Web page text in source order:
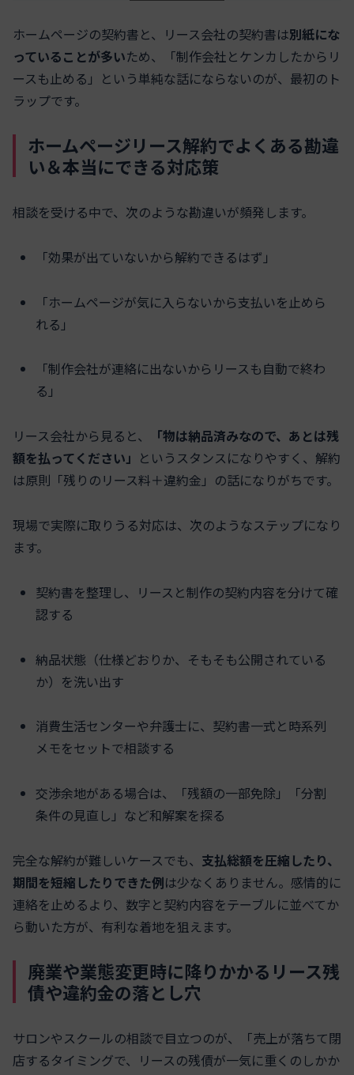
ホームページの契約書と、リース会社の契約書は別紙にな
っていることが多いため、「制作会社とケンカしたからリ
ースも止める」という単純な話にならないのが、最初のト
ラップです。
ホームページリース解約でよくある勘違
い＆本当にできる対応策
相談を受ける中で、次のような勘違いが頻発します。
「効果が出ていないから解約できるはず」
「ホームページが気に入らないから支払いを止めら
れる」
「制作会社が連絡に出ないからリースも自動で終わ
る」
リース会社から見ると、
「物は納品済みなので、あとは残
額を払ってください」 というスタンスになりやすく、解約
は原則「残りのリース料＋違約金」の話になりがちです。
現場で実際に取りうる対応は、次のようなステップになり
ます。
契約書を整理し、リースと制作の契約内容を分けて確
認する
納品状態（仕様どおりか、そもそも公開されている
か）を洗い出す
消費生活センターや弁護士に、契約書一式と時系列
メモをセットで相談する
交渉余地がある場合は、「残額の一部免除」「分割
条件の見直し」など和解案を探る
完全な解約が難しいケースでも、 支払総額を圧縮したり、
期間を短縮したりできた例は少なくありません。感情的に
連絡を止めるより、数字と契約内容をテーブルに並べてか
ら動いた方が、有利な着地を狙えます。
廃業や業態変更時に降りかかるリース残
債や違約金の落とし穴
サロンやスクールの相談で目立つのが、「売上が落ちて閉
店するタイミングで、リースの残債が一気に重くのしかか